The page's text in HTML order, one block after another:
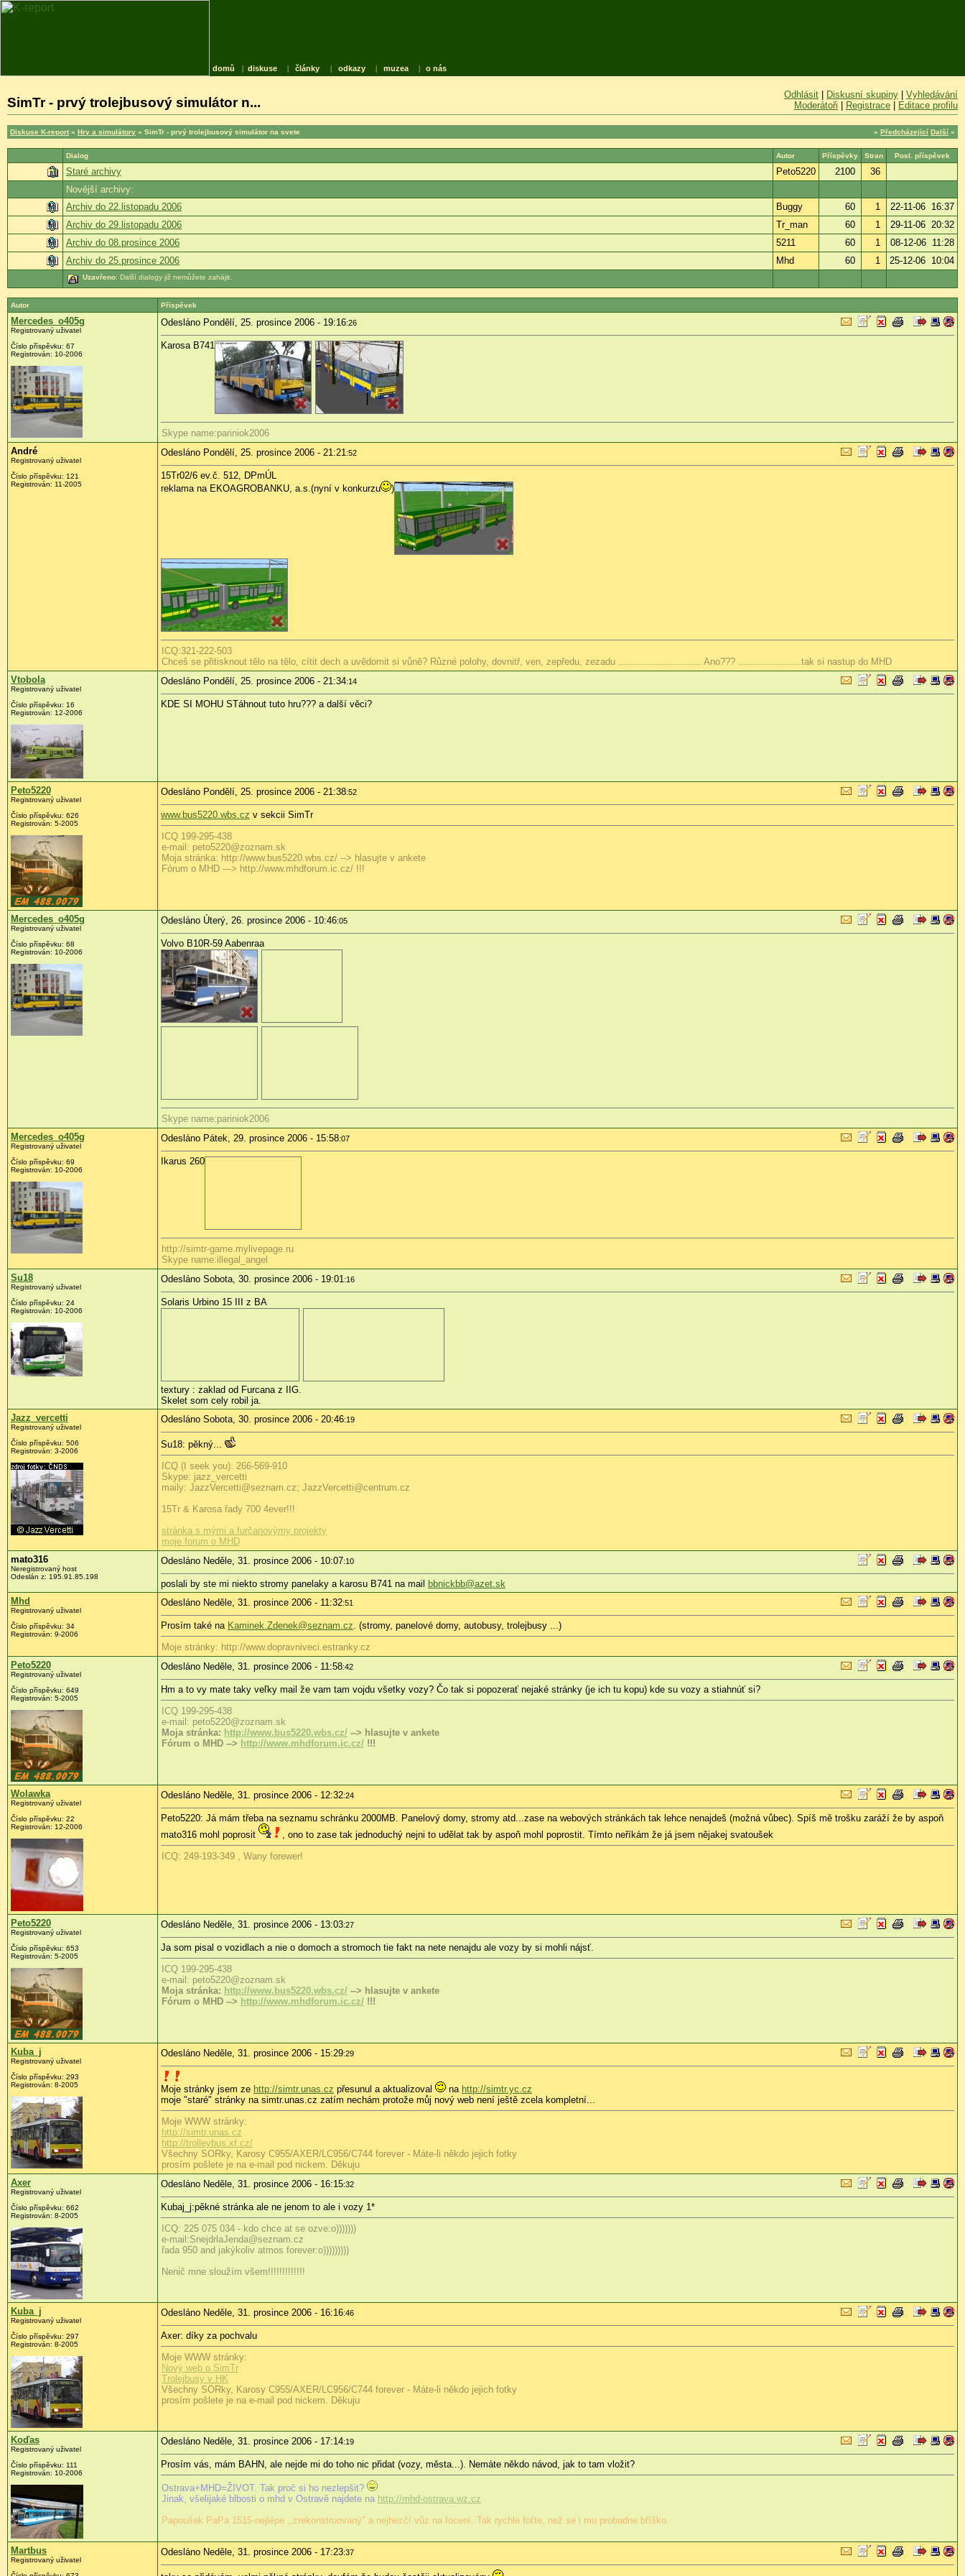
domů | diskuse | články | odkazy | muzea | o nás
SimTr - prvý trolejbusový simulátor n...
Odhlásit Diskusní skupiny
Vyhledávání
Moderátoři
Registrace Editace profilu
Diskuse K-report » Hry a simulátory » SimTr - prvý trolejbusový simulátor na svete « Předcházející Další »
Dialog Autor Příspěvky Stran Posl. příspěvek
Staré archivy Peto5220 2100
36
Novější archivy:
Archiv do 22.listopadu 2006
Buggy 60 1
22-11-06 16:37
Archiv do 29.listopadu 2006
Tr_man 60 1
29-11-06 20:32
Archiv do 08.prosince 2006
5211 60 1
08-12-06 11:28
Archiv do 25.prosince 2006
Mhd 60 1 25-12-06 10:04
Uzavřeno: Další dialogy již nemůžete zahájit.
Autor Příspěvek
Mercedes_o405g
Registrovaný uživatel
Číslo příspěvku: 67
Registrován: 10-2006
Odesláno Pondělí, 25. prosince 2006 - 19:16:26
Karosa B741
Skype name:pariniok2006
André
Registrovaný uživatel
Číslo příspěvku: 121
Registrován: 11-2005
Odesláno Pondělí, 25. prosince 2006 - 21:21:52
15Tr02/6 ev.č. 512, DPmÚL
reklama na EKOAGROBANKU, a.s.(nyní v konkurzu
)
ICQ:321-222-503
Chceš se přitisknout tělo na tělo, cítit dech a uvědomit si vůně? Různé polohy, dovnitř, ven, zepředu, zezadu ............................. Ano??? ......................tak si nastup do MHD
Vtobola
Registrovaný uživatel
Číslo příspěvku: 16
Registrován: 12-2006
Odesláno Pondělí, 25. prosince 2006 - 21:34:14
KDE SI MOHU STáhnout tuto hru??? a další věci?
Peto5220
Registrovaný uživatel
Číslo příspěvku: 626
Registrován: 5-2005
Odesláno Pondělí, 25. prosince 2006 - 21:38:52
www.bus5220.wbs.cz v sekcii SimTr
ICQ 199-295-438
e-mail: peto5220@zoznam.sk
Moja stránka: http://www.bus5220.wbs.cz/ --> hlasujte v ankete
Fórum o MHD ---> http://www.mhdforum.ic.cz/ !!!
Mercedes_o405g
Registrovaný uživatel
Číslo příspěvku: 68
Registrován: 10-2006
Odesláno Úterý, 26. prosince 2006 - 10:46:05
Volvo B10R-59 Aabenraa
Skype name:pariniok2006
Mercedes_o405g
Registrovaný uživatel
Číslo příspěvku: 69
Registrován: 10-2006
Odesláno Pátek, 29. prosince 2006 - 15:58:07
Ikarus 260
http://simtr-game.mylivepage.ru
Skype name:illegal_angel
Su18
Registrovaný uživatel
Číslo příspěvku: 24
Registrován: 10-2006
Odesláno Sobota, 30. prosince 2006 - 19:01:16
Solaris Urbino 15 III z BA
textury : zaklad od Furcana z IIG.
Skelet som cely robil ja.
Jazz_vercetti
Registrovaný uživatel
Číslo příspěvku: 506
Registrován: 3-2006
Odesláno Sobota, 30. prosince 2006 - 20:46:19
Su18: pěkný...
ICQ (I seek you): 266-569-910
Skype: jazz_vercetti
maily: JazzVercetti@seznam.cz; JazzVercetti@centrum.cz
15Tr & Karosa řady 700 4ever!!!
stránka s mými a furčanovýmy projekty
moje forum o MHD
mato316
Neregistrovaný host
Odeslán z: 195.91.85.198
Odesláno Neděle, 31. prosince 2006 - 10:07:10
poslali by ste mi niekto stromy panelaky a karosu B741 na mail
bbnickbb@azet.sk
Mhd
Registrovaný uživatel
Číslo příspěvku: 34
Registrován: 9-2006
Odesláno Neděle, 31. prosince 2006 - 11:32:51
Prosím také na Kaminek.Zdenek@seznam.cz. (stromy, panelové domy, autobusy, trolejbusy ...)
Moje stránky: http://www.dopravniveci.estranky.cz
Peto5220
Registrovaný uživatel
Číslo příspěvku: 649
Registrován: 5-2005
Odesláno Neděle, 31. prosince 2006 - 11:58:42
Hm a to vy mate taky veľky mail že vam tam vojdu všetky vozy? Čo tak si popozerať nejaké stránky (je ich tu kopu) kde su vozy a stiahnúť si?
ICQ 199-295-438
e-mail: peto5220@zoznam.sk
Moja stránka: http://www.bus5220.wbs.cz/ --> hlasujte v ankete
Fórum o MHD --> http://www.mhdforum.ic.cz/ !!!
Wolawka
Registrovaný uživatel
Číslo příspěvku: 22
Registrován: 12-2006
Odesláno Neděle, 31. prosince 2006 - 12:32:24
Peto5220: Já mám třeba na seznamu schránku 2000MB. Panelový domy, stromy atd...zase na webových stránkách tak lehce nenajdeš (možná vůbec). Spíš mě trošku zaráží že by aspoň
mato316 mohl poprosit
, ono to zase tak jednoduchý nejni to udělat tak by aspoň mohl poprostit. Tímto neříkám že já jsem nějakej svatoušek
ICQ: 249-193-349 , Wany forewer!
Peto5220
Registrovaný uživatel
Číslo příspěvku: 653
Registrován: 5-2005
Odesláno Neděle, 31. prosince 2006 - 13:03:27
Ja som pisal o vozidlach a nie o domoch a stromoch tie fakt na nete nenajdu ale vozy by si mohli nájsť.
ICQ 199-295-438
e-mail: peto5220@zoznam.sk
Moja stránka: http://www.bus5220.wbs.cz/ --> hlasujte v ankete
Fórum o MHD --> http://www.mhdforum.ic.cz/ !!!
Kuba_j
Registrovaný uživatel
Číslo příspěvku: 293
Registrován: 8-2005
Odesláno Neděle, 31. prosince 2006 - 15:29:29
Moje stránky jsem ze http://simtr.unas.cz přesunul a aktualizoval na http://simtr.yc.cz
moje "staré" stránky na simtr.unas.cz zatím nechám protože můj nový web není ještě zcela kompletní...
Moje WWW stránky:
http://simtr.unas.cz
http://trolleybus.xf.cz/
Všechny SORky, Karosy C955/AXER/LC956/C744 forever - Máte-li někdo jejich fotky
prosím pošlete je na e-mail pod nickem. Děkuju
Axer
Registrovaný uživatel
Číslo příspěvku: 662
Registrován: 8-2005
Odesláno Neděle, 31. prosince 2006 - 16:15:32
Kubaj_j:pěkné stránka ale ne jenom to ale i vozy 1*
ICQ: 225 075 034 - kdo chce at se ozve:o)))))))
e-mail:SnejdrlaJenda@seznam.cz
řada 950 and jakýkoliv atmos forever:o)))))))))
Nenič mne sloužím všem!!!!!!!!!!!!!
Kuba_j
Registrovaný uživatel
Číslo příspěvku: 297
Registrován: 8-2005
Odesláno Neděle, 31. prosince 2006 - 16:16:46
Axer: díky za pochvalu
Moje WWW stránky:
Nový web o SimTr
Trolejbusy v HK
Všechny SORky, Karosy C955/AXER/LC956/C744 forever - Máte-li někdo jejich fotky
prosím pošlete je na e-mail pod nickem. Děkuju
Koďas
Registrovaný uživatel
Číslo příspěvku: 111
Registrován: 10-2006
Odesláno Neděle, 31. prosince 2006 - 17:14:19
Prosím vás, mám BAHN, ale nejde mi do toho nic přidat (vozy, města...). Nemáte někdo návod, jak to tam vložit?
Ostrava+MHD=ŽIVOT. Tak proč si ho nezlepšit?
Jinak, všelijaké blbosti o mhd v Ostravě najdete na http://mhd-ostrava.wz.cz
Papoušek PaPa 1515-nejlépe ,,zrekonstruovaný" a nejhezčí vůz na focení. Tak rychle foťte, než se i mu probadne bříško.
Martbus
Registrovaný uživatel
Odesláno Neděle, 31. prosince 2006 - 17:23:37